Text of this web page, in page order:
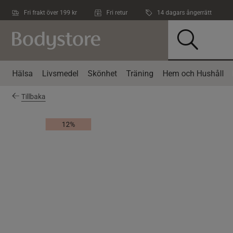
Fri frakt över 199 kr Fri retur 14 dagars ångerrätt
Hälsa Livsmedel Skönhet Träning Hem och Hushåll
Tillbaka
12%